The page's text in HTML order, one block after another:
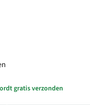
gratis verzonden